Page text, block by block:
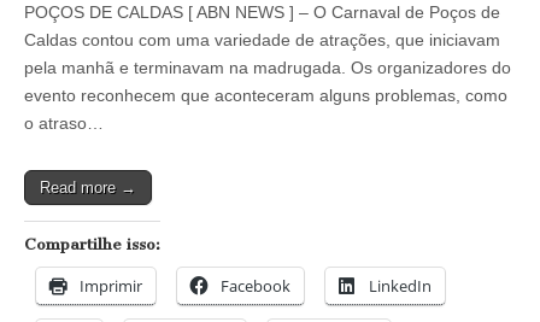
Poços
de
Caldas
foi
um
POÇOS DE CALDAS [ ABN NEWS ] – O Carnaval de Poços de
Caldas contou com uma variedade de atrações, que iniciavam
pela manhã e terminavam na madrugada. Os organizadores do
evento reconhecem que aconteceram alguns problemas, como
o atraso…
Read more →
Compartilhe isso:
Imprimir Facebook LinkedIn